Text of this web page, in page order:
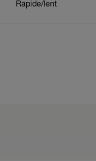
Rapide/lent